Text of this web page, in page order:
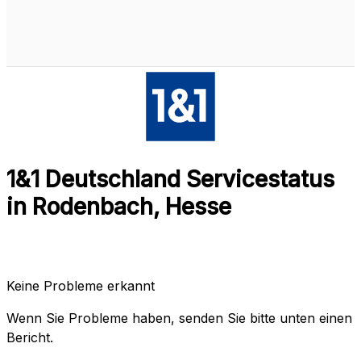
1&1 Deutschland Servicestatus
in Rodenbach, Hesse
Keine Probleme erkannt
Wenn Sie Probleme haben, senden Sie bitte unten einen
Bericht.